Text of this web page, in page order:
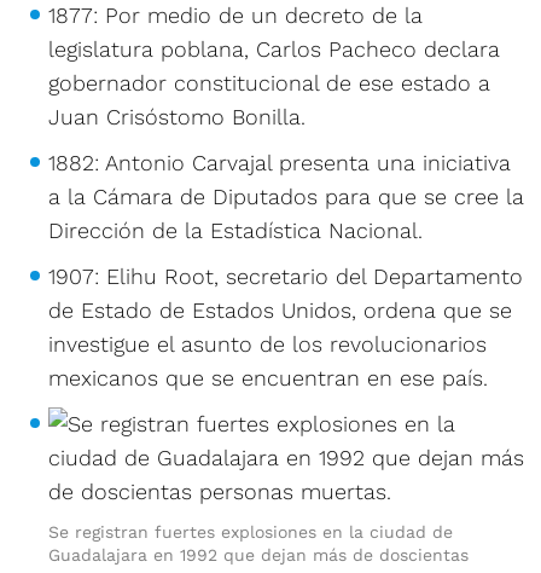
1877: Por medio de un decreto de la
legislatura poblana, Carlos Pacheco declara
gobernador constitucional de ese estado a
Juan Crisóstomo Bonilla.
1882: Antonio Carvajal presenta una iniciativa
a la Cámara de Diputados para que se cree la
Dirección de la Estadística Nacional.
1907: Elihu Root, secretario del Departamento
de Estado de Estados Unidos, ordena que se
investigue el asunto de los revolucionarios
mexicanos que se encuentran en ese país.
Se registran fuertes explosiones en la ciudad de
Guadalajara en 1992 que dejan más de doscientas